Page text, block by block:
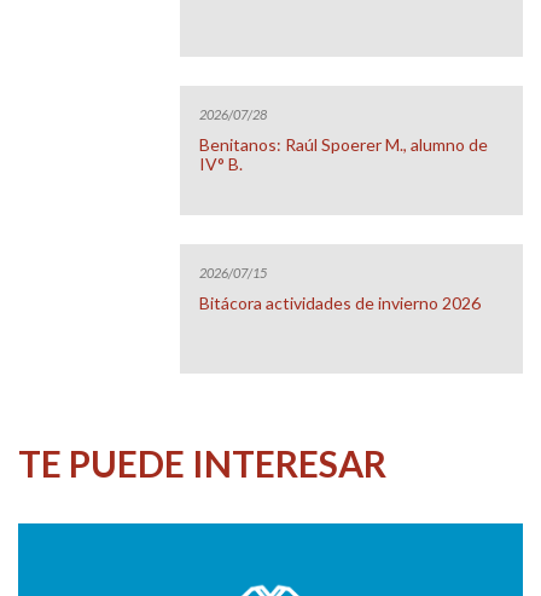
2026/07/28
Benitanos: Raúl Spoerer M., alumno de
IV° B.
2026/07/15
Bitácora actividades de invierno 2026
TE PUEDE INTERESAR